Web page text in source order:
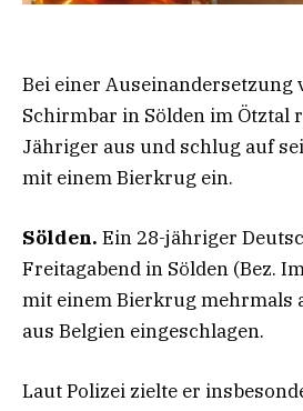
Bei einer Auseinandersetzung
Schirmbar in Sölden im Ötztal
Jähriger aus und schlug auf
mit einem Bierkrug ein.
Sölden. Ein 28-jähriger
Freitagabend in Sölden (Bez.
mit einem Bierkrug mehrmals
aus Belgien eingeschlagen.
Laut Polizei zielte er